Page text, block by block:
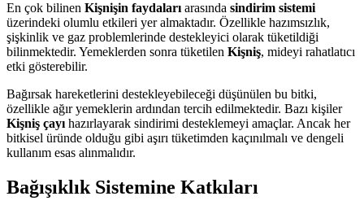
En çok bilinen Kişnişin faydalarıarasında sindirim sistemi
üzerindeki olumlu etkileri yer almaktadır. Özellikle hazımsızlık,
şişkinlik ve gaz problemlerinde destekleyici olarak tüketildiği
bilinmektedir. Yemeklerden sonra tüketilen Kişniş, mideyi rahatlatıcı
etki gösterebilir.
Bağırsak hareketlerini destekleyebileceği düşünülen bu bitki,
özellikle ağır yemeklerin ardından tercih edilmektedir. Bazı kişiler
Kişniş çayıhazırlayarak sindirimi desteklemeyi amaçlar. Ancak her
bitkisel üründe olduğu gibi aşırı tüketimden kaçınılmalı ve dengeli
kullanım esas alınmalıdır.
Bağışıklık Sistemine Katkıları